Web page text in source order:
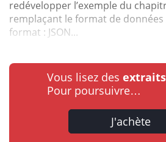
redévelopper l’exemple du
remplaçant le format de données
format : JSON...
Vous lisez des
Pour poursuivre…
J'achète